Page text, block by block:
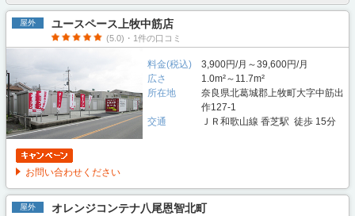
屋外 ユースペース上牧中筋店
(5.0)・1件の口コミ
料金(税込)
3,900円/月～39,600円/月
広さ
1.0m²～11.7m²
所在地
奈良県北葛城郡上牧町大字中筋出
作127-1
交通
ＪＲ和歌山線 香芝駅 徒歩 15分
お問い合わせください
屋外 オレンジコンテナ八尾恩智北町